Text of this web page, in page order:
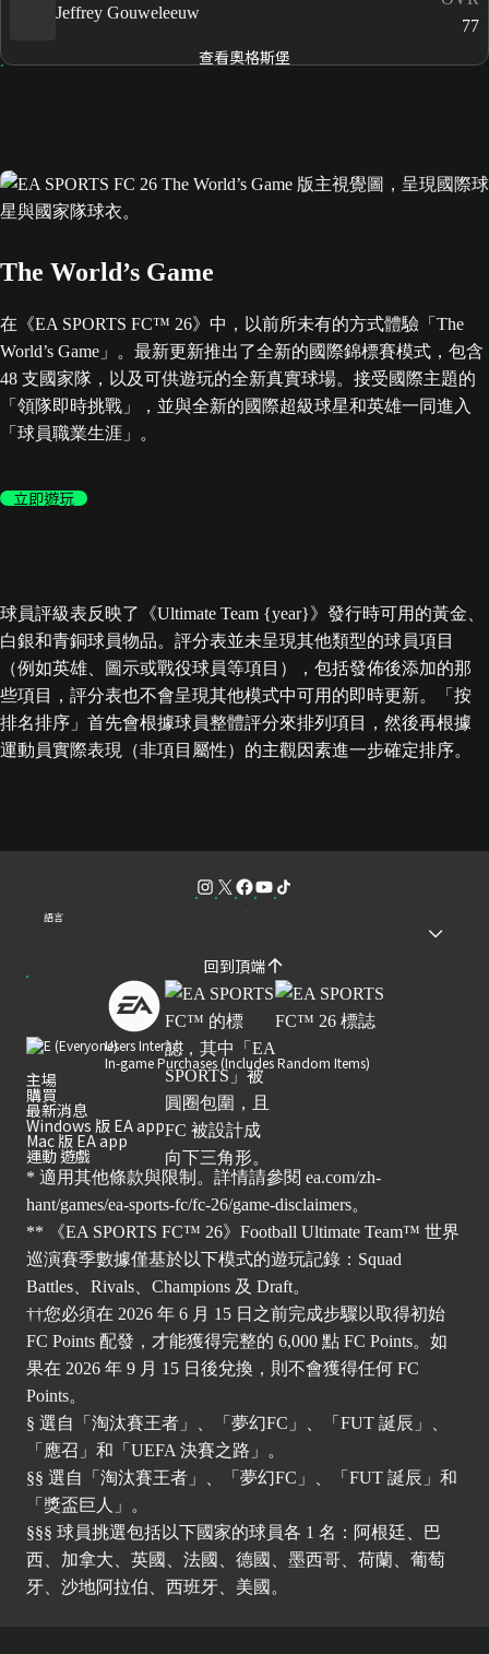
Jeffrey Gouweleeuw
77
查看奧格斯堡
The World’s Game
在《EA SPORTS FC™ 26》中，以前所未有的方式體驗「The
World’s Game」。最新更新推出了全新的國際錦標賽模式，包含
48 支國家隊，以及可供遊玩的全新真實球場。接受國際主題的
「領隊即時挑戰」，並與全新的國際超級球星和英雄一同進入
「球員職業生涯」。
立即遊玩
球員評級表反映了《Ultimate Team {year}》發行時可用的黃金、
白銀和青銅球員物品。評分表並未呈現其他類型的球員項目
（例如英雄、圖示或戰役球員等項目），包括發佈後添加的那
些項目，評分表也不會呈現其他模式中可用的即時更新。「按
排名排序」首先會根據球員整體評分來排列項目，然後再根據
運動員實際表現（非項目屬性）的主觀因素進一步確定排序。
語言
回到頂端
Users Interact
In-game Purchases (Includes Random Items)
主場
購買
最新消息
Windows 版 EA app
Mac 版 EA app
運動 遊戲
* 適用其他條款與限制。詳情請參閱 ea.com/zh-
hant/games/ea-sports-fc/fc-26/game-disclaimers。
** 《EA SPORTS FC™ 26》Football Ultimate Team™ 世界
巡演賽季數據僅基於以下模式的遊玩記錄：Squad
Battles、Rivals、Champions 及 Draft。
††您必須在 2026 年 6 月 15 日之前完成步驟以取得初始
FC Points 配發，才能獲得完整的 6,000 點 FC Points。如
果在 2026 年 9 月 15 日後兌換，則不會獲得任何 FC
Points。
§ 選自「淘汰賽王者」、「夢幻FC」、「FUT 誕辰」、
「應召」和「UEFA 決賽之路」。
§§ 選自「淘汰賽王者」、「夢幻FC」、「FUT 誕辰」和
「獎盃巨人」。
§§§ 球員挑選包括以下國家的球員各 1 名：阿根廷、巴
西、加拿大、英國、法國、德國、墨西哥、荷蘭、葡萄
牙、沙地阿拉伯、西班牙、美國。